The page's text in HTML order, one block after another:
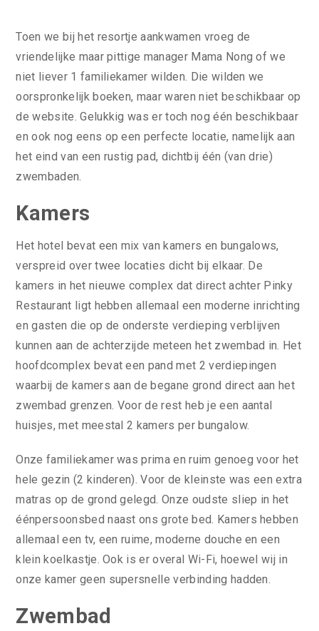
Toen we bij het resortje aankwamen vroeg de
vriendelijke maar pittige manager Mama Nong of we
niet liever 1 familiekamer wilden. Die wilden we
oorspronkelijk boeken, maar waren niet beschikbaar op
de website. Gelukkig was er toch nog één beschikbaar
en ook nog eens op een perfecte locatie, namelijk aan
het eind van een rustig pad, dichtbij één (van drie)
zwembaden.
Kamers
Het hotel bevat een mix van kamers en bungalows,
verspreid over twee locaties dicht bij elkaar. De
kamers in het nieuwe complex dat direct achter Pinky
Restaurant ligt hebben allemaal een moderne inrichting
en gasten die op de onderste verdieping verblijven
kunnen aan de achterzijde meteen het zwembad in. Het
hoofdcomplex bevat een pand met 2 verdiepingen
waarbij de kamers aan de begane grond direct aan het
zwembad grenzen. Voor de rest heb je een aantal
huisjes, met meestal 2 kamers per bungalow.
Onze familiekamer was prima en ruim genoeg voor het
hele gezin (2 kinderen). Voor de kleinste was een extra
matras op de grond gelegd. Onze oudste sliep in het
éénpersoonsbed naast ons grote bed. Kamers hebben
allemaal een tv, een ruime, moderne douche en een
klein koelkastje. Ook is er overal Wi-Fi, hoewel wij in
onze kamer geen supersnelle verbinding hadden.
Zwembad